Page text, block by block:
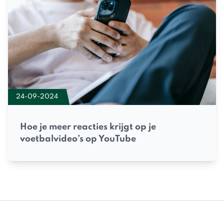
24-09-2024
Hoe je meer reacties krijgt op je
voetbalvideo’s op YouTube